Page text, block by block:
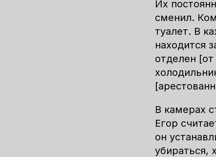
Их
сменил.
туалет. В
находится
отделен
В камерах
Егор
он
убираться,